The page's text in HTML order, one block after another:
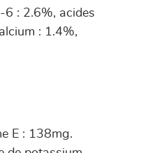
6 : 2.6%, acides
: 1.4%,
E : 138mg.